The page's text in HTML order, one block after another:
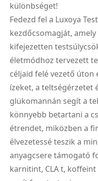
különbséget!
Fedezd fel a Luxoya
kezdőcsomagját,
kifejezetten
életmódhoz tervezett
céljaid felé vezető úton
ízeket, a teltségérzetet
glükomannán segít a
könnyebb betartani a
étrendet, miközben a
élvezetessé teszik a
anyagcsere támogató
karnitint, CLA t,